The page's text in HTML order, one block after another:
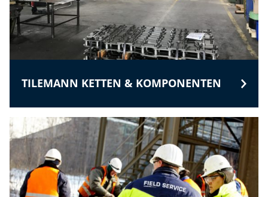
TILEMANN KETTEN & KOMPONENTEN